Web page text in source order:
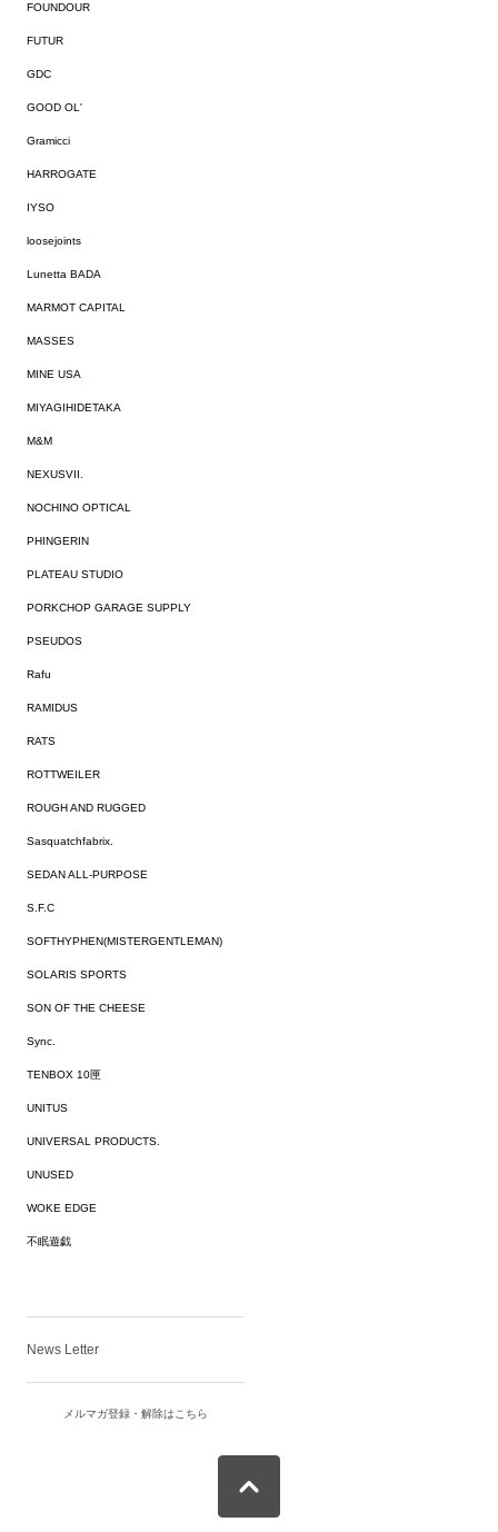
FOUNDOUR
FUTUR
GDC
GOOD OL'
Gramicci
HARROGATE
IYSO
loosejoints
Lunetta BADA
MARMOT CAPITAL
MASSES
MINE USA
MIYAGIHIDETAKA
M&M
NEXUSVII.
NOCHINO OPTICAL
PHINGERIN
PLATEAU STUDIO
PORKCHOP GARAGE SUPPLY
PSEUDOS
Rafu
RAMIDUS
RATS
ROTTWEILER
ROUGH AND RUGGED
Sasquatchfabrix.
SEDAN ALL-PURPOSE
S.F.C
SOFTHYPHEN(MISTERGENTLEMAN)
SOLARIS SPORTS
SON OF THE CHEESE
Sync.
TENBOX 10匣
UNITUS
UNIVERSAL PRODUCTS.
UNUSED
WOKE EDGE
不眠遊戯
News Letter
メルマガ登録・解除はこちら